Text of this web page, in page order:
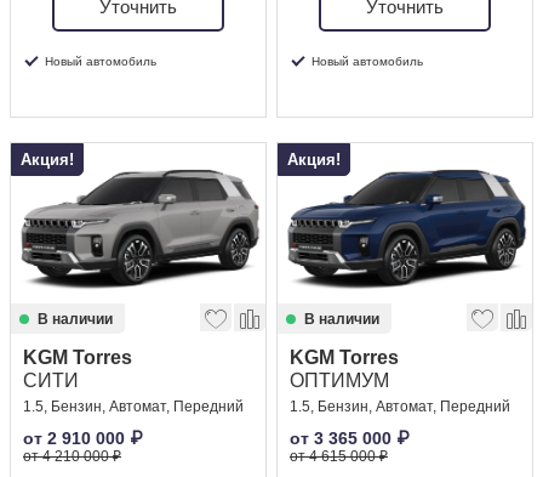
Уточнить
Новый автомобиль
Уточнить
Новый автомобиль
Акция!
В наличии
KGM Torres
СИТИ
1.5, Бензин, Автомат, Передний
от 2 910 000 ₽
от 4 210 000 ₽
Акция!
В наличии
KGM Torres
ОПТИМУМ
1.5, Бензин, Автомат, Передний
от 3 365 000 ₽
от 4 615 000 ₽